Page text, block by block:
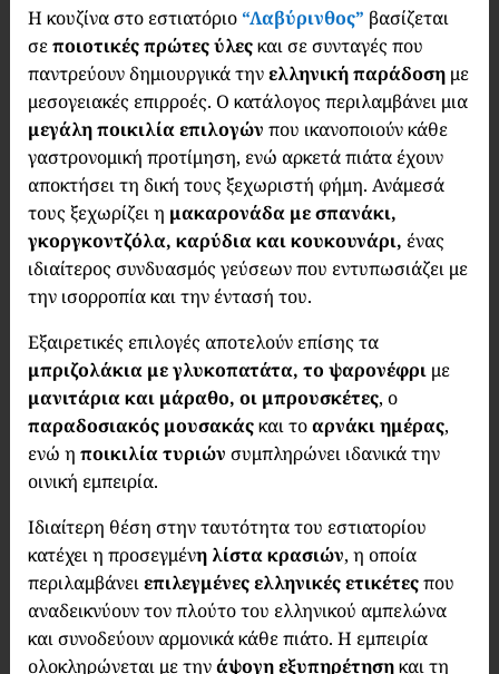
Η κουζίνα στο εστιατόριο “Λαβύρινθος” βασίζεται
σεποιοτικές πρώτες ύλεςκαι σε συνταγές που
παντρεύουν δημιουργικά τηνελληνική παράδοση με
μεσογειακές επιρροές. Ο κατάλογος περιλαμβάνει μια
μεγάλη ποικιλία επιλογών που ικανοποιούν κάθε
γαστρονομική προτίμηση, ενώ αρκετά πιάτα έχουν
αποκτήσει τη δική τους ξεχωριστή φήμη. Ανάμεσά
τους ξεχωρίζει η μακαρονάδα με σπανάκι,
γκοργκοντζόλα, καρύδια και κουκουνάρι, ένας
ιδιαίτερος συνδυασμός γεύσεων που εντυπωσιάζει με
την ισορροπία και την έντασή του.
Εξαιρετικές επιλογές αποτελούν επίσης τα
μπριζολάκια με γλυκοπατάτα, το ψαρονέφριμε
μανιτάρια και μάραθο, οι μπρουσκέτες, ο
παραδοσιακός μουσακάςκαι τοαρνάκι ημέρας,
ενώ η ποικιλία τυριών συμπληρώνει ιδανικά την
οινική εμπειρία.
Ιδιαίτερη θέση στην ταυτότητα του εστιατορίου
κατέχει η προσεγμένη λίστα κρασιών, η οποία
περιλαμβάνειεπιλεγμένες ελληνικές ετικέτεςπου
αναδεικνύουν τον πλούτο του ελληνικού αμπελώνα
και συνοδεύουν αρμονικά κάθε πιάτο. Η εμπειρία
ολοκληρώνεται με τηνάψογη εξυπηρέτησηκαι τη